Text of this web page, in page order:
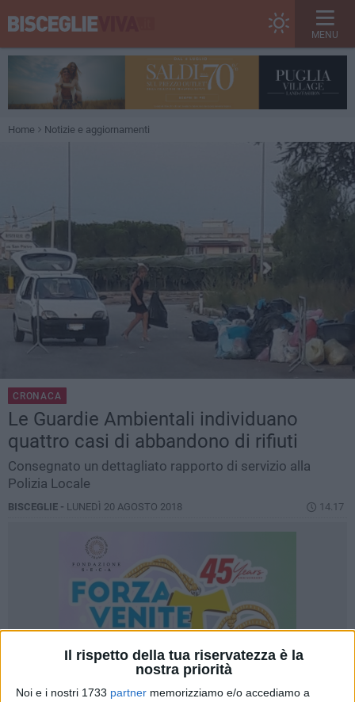
Il rispetto della tua riservatezza è la
nostra priorità
Noi e i nostri 1733 partner memorizziamo e/o accediamo a
MENU
Home Notizie e aggiornamenti
CRONACA
Le Guardie Ambientali individuano
quattro casi di abbandono di rifiuti
Consegnato un dettagliato rapporto di servizio alla
Polizia Locale
BISCEGLIE - LUNEDÌ 20 AGOSTO 2018 14.17